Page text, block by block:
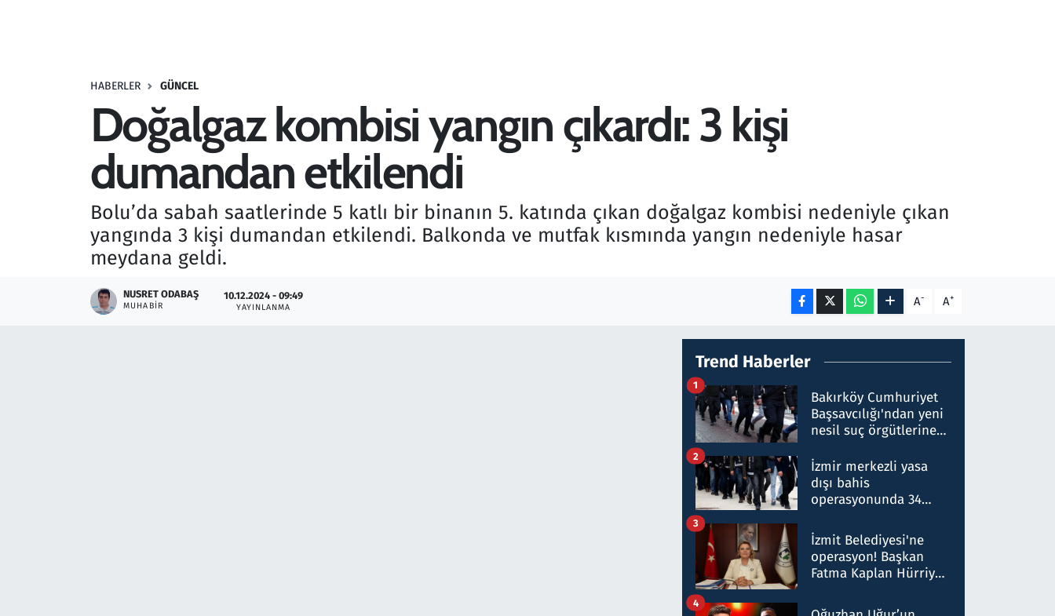
HABERLER GÜNCEL
Doğalgaz kombisi yangın çıkardı: 3 kişi
dumandan etkilendi
Bolu’da sabah saatlerinde 5 katlı bir binanın 5. katında çıkan doğalgaz kombisi nedeniyle çıkan
yangında 3 kişi dumandan etkilendi. Balkonda ve mutfak kısmında yangın nedeniyle hasar
meydana geldi.
NUSRET ODABAŞ
MUHABIR
10.12.2024 - 09:49
YAYINLANMA A- A+
Trend Haberler
Bakırköy Cumhuriyet
Başsavcılığı'ndan yeni
nesil suç örgütlerine
hakkında gözaltı kararı
1
İzmir merkezli yasa
dışı bahis
operasyonunda 34
Milyar liralık para
trafiği tespit edildi
2
İzmit Belediyesi'ne
operasyon! Başkan
Fatma Kaplan Hürriyet
3
4
Savunma Sanayi
Televizyon